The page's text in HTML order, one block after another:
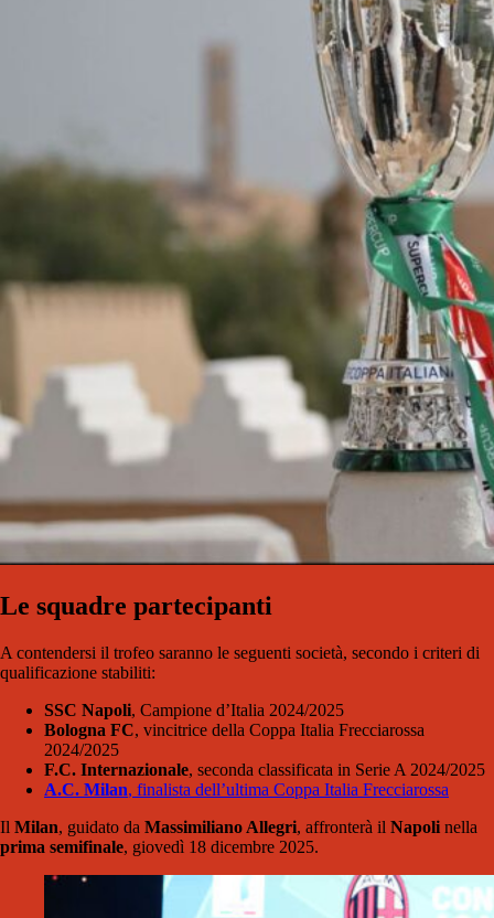
Le squadre partecipanti
A contendersi il trofeo saranno le seguenti società, secondo i criteri di
qualificazione stabiliti:
SSC Napoli, Campione d’Italia 2024/2025
Bologna FC, vincitrice della Coppa Italia Frecciarossa
2024/2025
F.C. Internazionale, seconda classificata in Serie A 2024/2025
A.C. Milan, finalista dell’ultima Coppa Italia Frecciarossa
Il Milan, guidato da Massimiliano Allegri, affronterà il Napoli nella
prima semifinale, giovedì 18 dicembre 2025.